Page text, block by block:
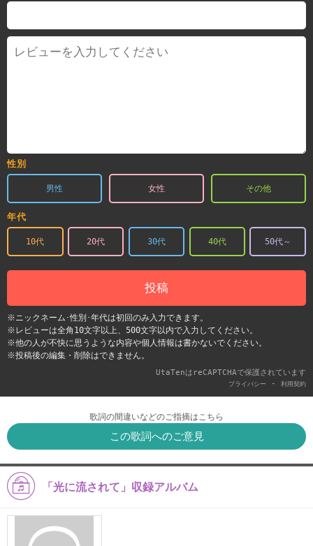
性別
男性 女性 その他
年代
10代 20代 30代 40代 50代～
投稿
※ニックネーム･性別･年代は初回のみ入力できます。
※レビューは全角10文字以上、500文字以内で入力してください。
※他の人が不快に思うような内容や個人情報は書かないでください。
※投稿後の編集・削除はできません。
UtaTenはreCAPTCHAで保護されています
プライバシー - 利用契約
歌詞の間違いなどのご指摘はこちら
この歌詞へのご意見
「光に流されて」収録アルバム